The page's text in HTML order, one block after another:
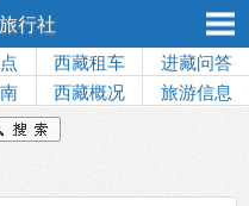
行社
西藏租车
进藏问答
西藏概况 旅游信息